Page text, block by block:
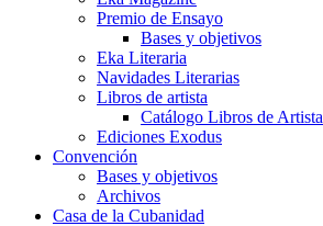
Premio de Ensayo
Bases y objetivos
Eka Literaria
Navidades Literarias
Libros de artista
Catálogo Libros de Artista
Ediciones Exodus
Convención
Bases y objetivos
Archivos
Casa de la Cubanidad